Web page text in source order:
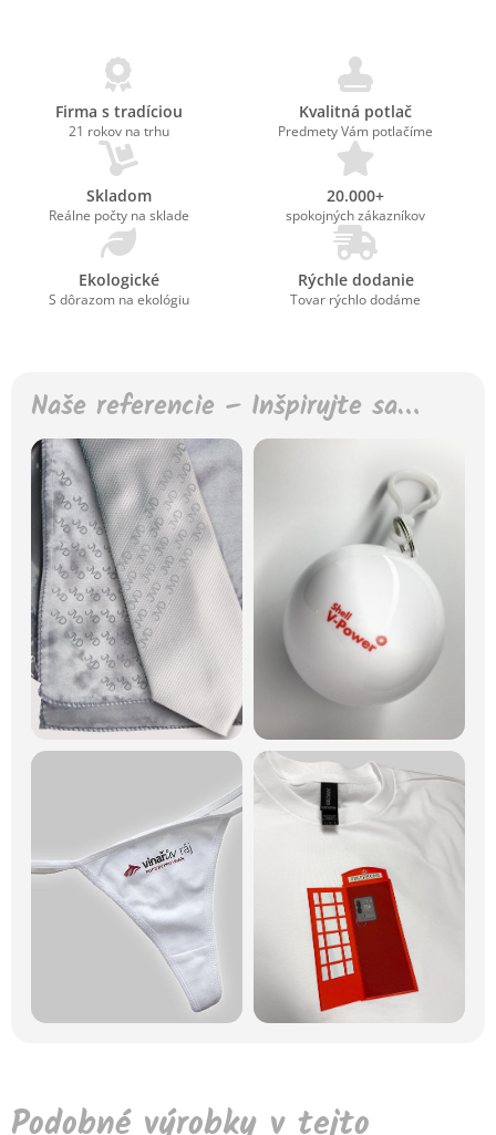
Firma s tradíciou
21 rokov na trhu
Kvalitná potlač
Predmety Vám potlačíme
Skladom
Reálne počty na sklade
20.000+
spokojných zákazníkov
Ekologické
S dôrazom na ekológiu
Rýchle dodanie
Tovar rýchlo dodáme
Naše referencie – Inšpirujte sa…